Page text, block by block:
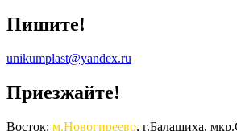
Пишите!
unikumplast@yandex.ru
Приезжайте!
Восток: м.Новогиреево, г.Балашиха,